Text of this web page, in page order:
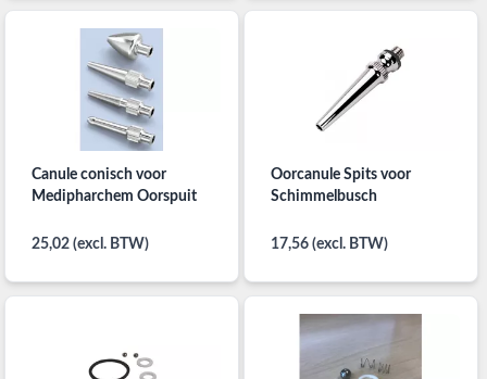
Canule conisch voor
Medipharchem Oorspuit
25,02 (excl. BTW)
Oorcanule Spits voor
Schimmelbusch
17,56 (excl. BTW)